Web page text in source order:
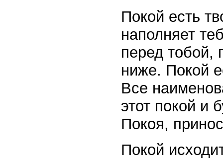
Покой есть
наполняет
перед тобой,
ниже. Покой
Все
этот покой и
Покоя,
Покой